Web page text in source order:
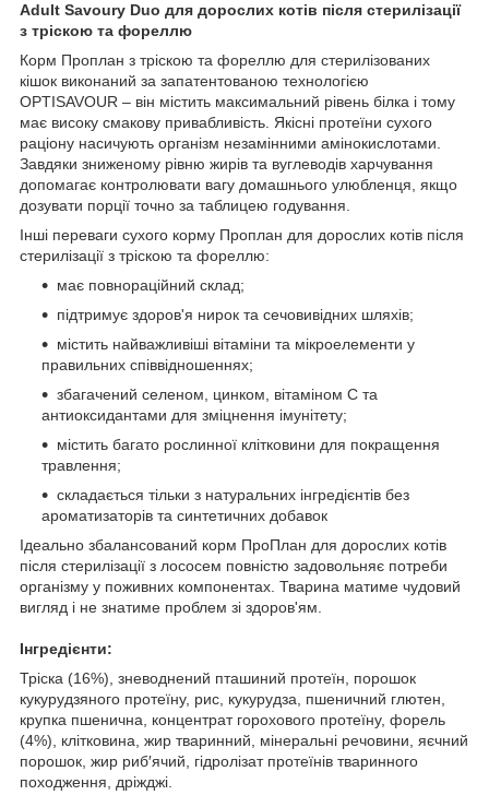
Adult Savoury Duo для дорослих котів після стерилізації
з тріскою та фореллю
Корм Проплан з тріскою та фореллю для стерилізованих
кішок виконаний за запатентованою технологією
OPTISAVOUR – він містить максимальний рівень білка і тому
має високу смакову привабливість. Якісні протеїни сухого
раціону насичують організм незамінними амінокислотами.
Завдяки зниженому рівню жирів та вуглеводів харчування
допомагає контролювати вагу домашнього улюбленця, якщо
дозувати порції точно за таблицею годування.
Інші переваги сухого корму Проплан для дорослих котів після
стерилізації з тріскою та фореллю:
має повнораційний склад;
підтримує здоров'я нирок та сечовивідних шляхів;
містить найважливіші вітаміни та мікроелементи у
правильних співвідношеннях;
збагачений селеном, цинком, вітаміном С та
антиоксидантами для зміцнення імунітету;
містить багато рослинної клітковини для покращення
травлення;
складається тільки з натуральних інгредієнтів без
ароматизаторів та синтетичних добавок
Ідеально збалансований корм ПроПлан для дорослих котів
після стерилізації з лососем повністю задовольняє потреби
організму у поживних компонентах. Тварина матиме чудовий
вигляд і не знатиме проблем зі здоров'ям.
Інгредієнти:
Тріска (16%), зневоднений пташиний протеїн, порошок
кукурудзяного протеїну, рис, кукурудза, пшеничний глютен,
крупка пшенична, концентрат горохового протеїну, форель
(4%), клітковина, жир тваринний, мінеральні речовини, яєчний
порошок, жир риб′ячий, гідролізат протеїнів тваринного
походження, дріжджі.